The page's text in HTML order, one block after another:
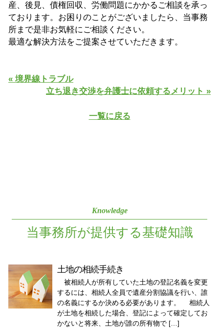
産、後見、債権回収、労働問題にかかるご相談を承っ
ております。お困りのことがございましたら、当事務
所まで是非お気軽にご相談ください。
最適な解決方法をご提案させていただきます。
« 境界線トラブル
立ち退き交渉を弁護士に依頼するメリット »
一覧に戻る
Knowledge
当事務所が提供する基礎知識
土地の相続手続き
被相続人が所有していた土地の登記名義を変更
するには、相続人全員で遺産分割協議を行い、誰
の名義にするか決める必要があります。 相続人
が土地を相続した場合、登記によって確定してお
かないと将来、土地が誰の所有物で […]